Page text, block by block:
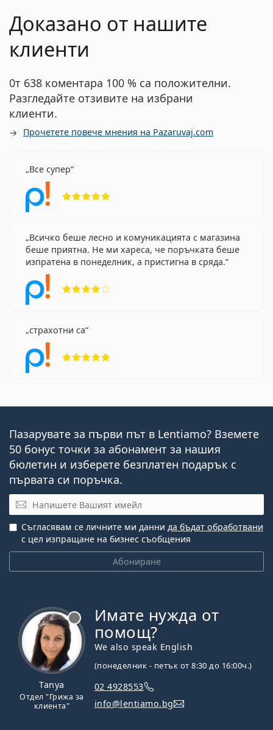
Доказано от нашите
клиенти
0т 638 коментара 100 % са положителни.
Разгледайте отзивите на избрани
клиенти.
Прочетете повече мнения на Pazaruvaj.com
Все супер
Всичко беше лесно и комуникацията с магазина
беше приятна. Не ми хареса, че поръчката беше
изпратена в понеделник, а пристигна в сряда.
страхотни са
Пазарувате за първи път в Lentiamo? Вземете
50 бонус точки за абонамент за нашия
бюлетин и изберете безплатен подарък с
първата си поръчка.
Имейл
Абониране
Съгласявам се личните ми данни да бъдат обработвани
с цел изпращане на бизнес съобщения
Tanya
Отдел "Грижа за
клиента"
Имате нужда от
помощ?
We also speak English
(понеделник - петък от 8:30 до 16:00ч.)
02 4928553
info@lentiamo.bg